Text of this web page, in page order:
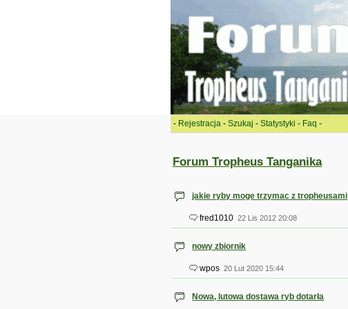
- Rejestracja - Szukaj - Statystyki - Faq -
Forum Tropheus Tanganika
jakie ryby moge trzymac z tropheusami
fred1010 22 Lis 2012 20:08
nowy zbiornik
wpos 20 Lut 2020 15:44
Nowa, lutowa dostawa ryb dotarła